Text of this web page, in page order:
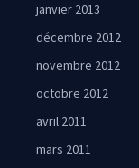
janvier 2013
décembre 2012
novembre 2012
octobre 2012
avril 2011
mars 2011